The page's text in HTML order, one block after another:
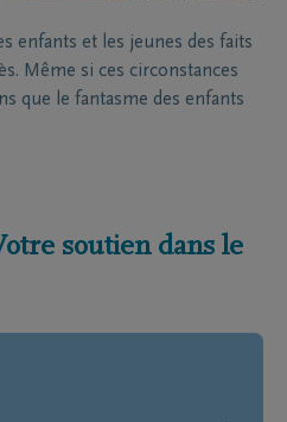
enfants et les jeunes des faits
Même si ces circonstances
que le fantasme des enfants
soutien dans le